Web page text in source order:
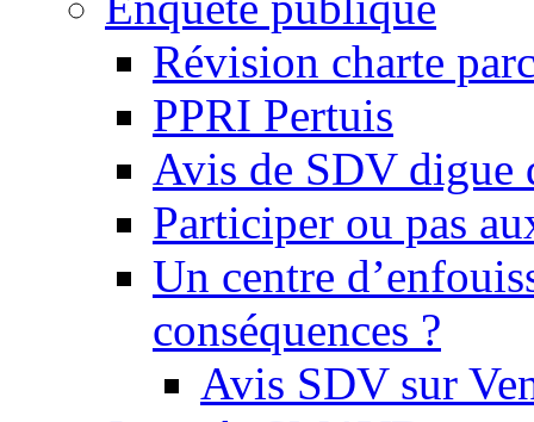
Révision charte
PPRI Pertuis
Avis de SDV digue
Participer ou pas
Un centre
conséquences ?
Avis SDV sur